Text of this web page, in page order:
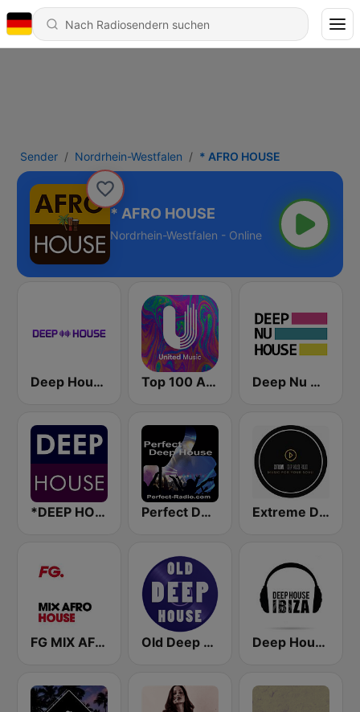
Sender Nordrhein-Westfalen * AFRO HOUSE
* AFRO HOUSE
Nordrhein-Westfalen - Online
Deep House Radio Top 100 Afro House - United Music Deep Nu House Radio by SO&SO
*DEEP HOUSE Perfect Deep House Extreme Deep House Radio
FG MIX AFRO HOUSE Old Deep House Music Deep House Ibiza